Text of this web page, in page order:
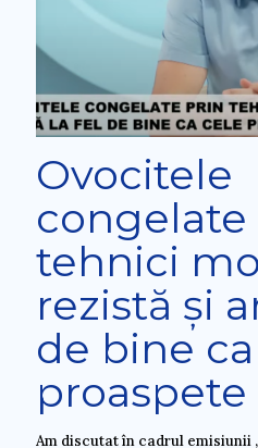
Ovocitele
congelate
tehnici
rezistă și
de bine
proaspete
Am discutat în cadrul emisiunii